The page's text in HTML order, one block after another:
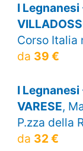
I
Corso Italia
da 39 €
I
VARESE,
P.zza della
da 32 €